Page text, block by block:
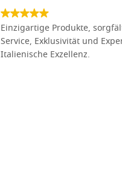
Einzigartige Produkte,
Service, Exklusivität und
Italienische Exzellenz.